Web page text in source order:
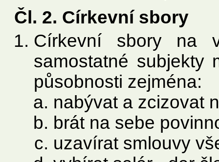
Čl. 2. Církevní sbory
Církevní sbory na
samostatné subjekty
působnosti zejména:
nabývat a zcizovat
brát na sebe
uzavírat smlouvy